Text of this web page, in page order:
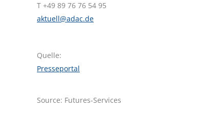
T +49 89 76 76 54 95
aktuell@adac.de
Quelle:
Presseportal
Source: Futures-Services